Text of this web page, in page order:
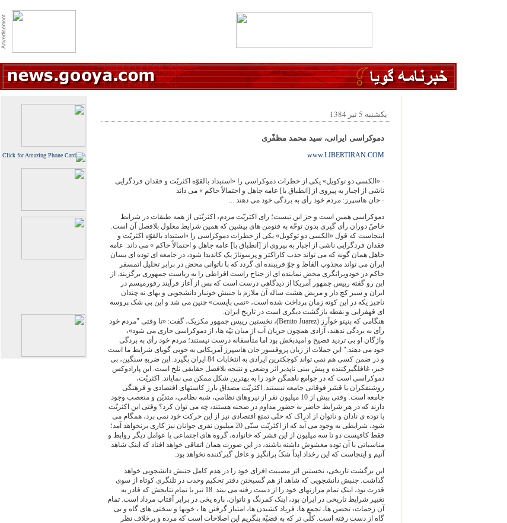
یکشنبه 5 تیر 1384
دموکراسی ایرانی، سید محمد مظفّری
www.LIBERTIRAN.COM
- «الکسی دو توکویل» یکی از خطرات دموکراسی را «استبداد بالقوّه اکثریّت و فقدان فردگرایی
ناشی از اجبار به پیروی از [انطباق با] عامه جاهل و احتمالاً حاکم » می داند
- جان هاسپرز: مردم خود رأی به بردگی خود می دهند ...
دموکراسی همین است و جز این نیست؛ رای اکثریّت مردم، اکثریّتی از همه طبقات در شرایط
خاصّ دوران رأی گیری بدون توجّه به فنومن های پیشین که همین شرایط معلول بلافصل آن است.
اینجاست که قول «الکسی دو توکویل» یکی از خطرات دموکراسی را «استبداد بالقوّه اکثریّت و
فقدان فردگرایی ناشی از اجبار به پیروی از [انطباق با] عامه جاهل و احتمالاً حاکم » می داند. عامه
جاهل همان گونه که می تواند جذب کاراکتر و پرسوناژ یک کاندیدا شود، در جامعه ای توده ای بسان
ایران می تواند مجذوب الفاظ و جوّ فریبنده ای گردد که با ناتوانی محض در برابر تحلیل اتمسفر
حاکم در خودویرانگری محض نماینده ای از جناح راست افراطی را به ریاست جمهوری برگزیند. از
این رو گفته رییس جمهور آمریکا از دیدگاهی درست است که پس از آغاز فرآیند رفورمیسم در
ایران و سیر کج دار و مریض هشت ساله آن ملازم با جنبش خونبار دانشجویی و بهای نه چندان
ناچیز یکه در این کوته زمان پرداخت شده است، «نمی بایست» چنین می شد و این بی شک پروسه
ای قهقرایی و نقطه بازگشت دیگری است در تاریخ ایران.
هنگامی که بنیتو خوآرز (Benito Juarez)، نخستین رییس جمهور مکزیک، گفت: «تا وقتی "مردم خود
رأی به بردگی ندهند، آزادی همچون جریان آب از میان تپّه ها، از دموکراسی جاری می شود»،
واژگان او بی تردید فصیح و امیدبخش بود اما متأسفانه درست نیستند؛ مردم خود رأی به بردگی
خود می دهند." این جملات از زبان پروفسور جان هاسپرز آمریکایی به خوبی گویای شرایط ما است
و در ضمن کسی هم نمی تواند کوچکترین ایرادی به انتخابات 84 ایران بگیرد. این ضربهِ سنگین، بی
خبر، غافلگیرکننده و پیش بینی ناپذیر اثر وضعی و نتیجه بلافصل حقایقی تلخ است. این پارادوکس
دموکراسی است که در جوامع ناهمگن خود را به بهترین شکل ممکن می نمایاند. اکثریّت،
روشنفکران یا قشر فوقانی جامعه نیستند. اکثریّت مصداق بارز کاستهای افتصادی و فرهنگی
جامعه است. وقتی بیش از 10 میلیون نفر از نیروهای نظامی، شبه نظامی، متدیّن و متعصب وجود
دارند که در هر شرایط حاضر به حضور مداوم در صحنه هستند، چه می توان کرد؟ وقتی این اکثریّت
با توده ی نادان و ناتوان از ادراک که حتّی تمتع اقتصادی نیز از این حرکت خود نمی برد، همگام می
شود، شرایطی به وجود می آید که از اکثریّت سنّی 20 میلیون نفری جوانان نیز کاری برنخواهد آمد؛
فقط کافیست دو تا سه میلیون از این قشر که خانواده، گروه های اجتماعی یا عوامل دیگر روابط و
مناسباتی با آن توده مغشوش داشته باشند، در این صورت همان اتفاقی خواهد افتاد که اینک شاهد
آنیم و اینجاست که این رخداد ابداً شکّ برانگیز و غافل گیرکننده نخواهد بود.
این برگشت تاریخی، نخستین اثر مصیبت افزای خود را در هدم کامل جنبش دانشجویی خواهد
گذاشت. جنبش دانشجویی که شاهد از هم گسیختن دفتر تحکیم وحدت در تلنگری کوتاه از سوی
قدرت بود، اینک تمام مرارتهای خود را از دست رفته می بیند. 18 تیر با تمام نتایجش که قادر به
تغییر شرایط تاریخی در ایران بود، اینک کمرنگ و ناتوان، پاره یخی در برابر آفتاب مرداد است. تمام
آن زحمات، تحصن ها، تجمع ها، فریاد کشیدن ها، امتیاز گرفتن ها ، خونها و سختی های گاه و بی
گاه از دست رفته است. کلّی تر که به قضیّه بنگریم این اصلاحات است که مرده و برخلاف نظر